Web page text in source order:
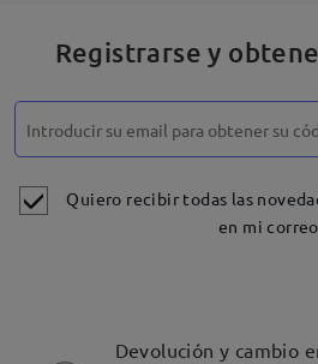
Registrarse y
Quiero recibir todas las
en mi correo
Devolución y cambio